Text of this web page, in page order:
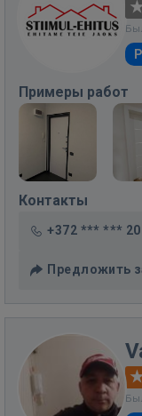
Примеры работ
Контакты
+372 *** *** 20
Предложить